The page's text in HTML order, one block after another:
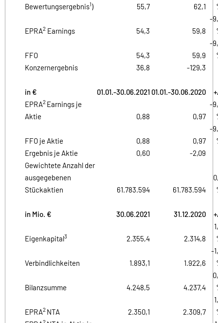
Bewertungsergebnis1) 55,7 62,1
EPRA2 Earnings 54,3 59,8
-
FFO 54,3 59,9
-
Konzernergebnis
36,8 -129,3
in € 01.01.-30.06.2021 01.01.-30.06.2020
EPRA2 Earnings je
Aktie
0,88 0,97
-
FFO je Aktie 0,88 0,97
-
Ergebnis je Aktie
0,60
-2,09
Gewichtete Anzahl der
ausgegebenen
Stückaktien
61.783.594 61.783.594
in Mio. € 30.06.2021 31.12.2020
Eigenkapital3 2.355,4 2.314,8
Verbindlichkeiten 1.893,1 1.922,6
-
Bilanzsumme 4.248,5 4.237,4
EPRA2 NTA 2.350,1 2.309,7